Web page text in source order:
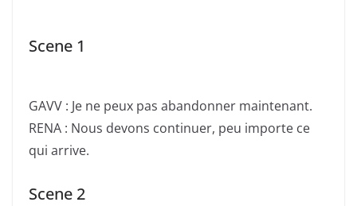
Scene 1
GAVV : Je ne peux pas abandonner maintenant.
RENA : Nous devons continuer, peu importe ce
qui arrive.
Scene 2